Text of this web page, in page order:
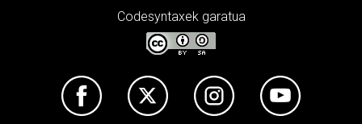
Codesyntaxek garatua